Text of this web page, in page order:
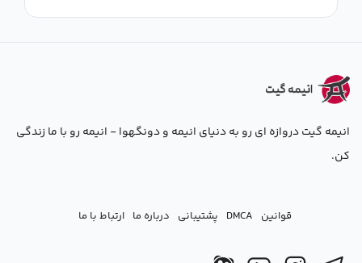
انیمه گیت دروازه ای رو به دنیای انیمه و دونگهوا - انیمه رو با ما زندگی
کن.
قوانین DMCA پشتیبانی درباره ما ارتباط با ما